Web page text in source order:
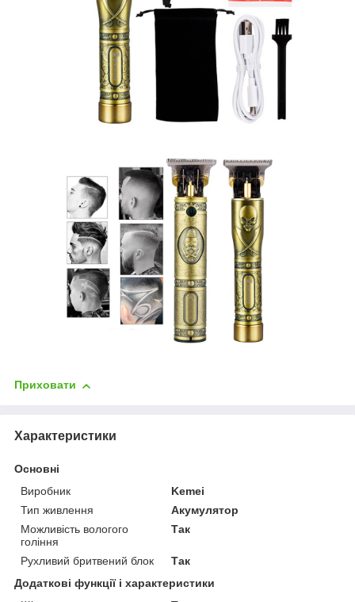
Приховати
Характеристики
Основні
Виробник
Kemei
Тип живлення
Акумулятор
Можливість вологого
гоління
Так
Рухливий бритвений блок
Так
Додаткові функції і характеристики